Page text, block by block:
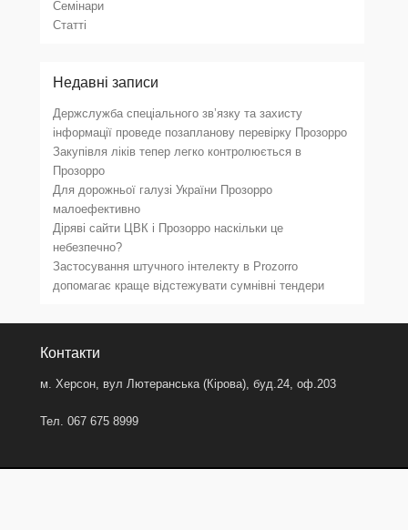
Семінари
Статті
Недавні записи
Держслужба спеціального зв’язку та захисту
інформації проведе позапланову перевірку Прозорро
Закупівля ліків тепер легко контролюється в
Прозорро
Для дорожньої галузі України Прозорро
малоефективно
Діряві сайти ЦВК і Прозорро наскільки це
небезпечно?
Застосування штучного інтелекту в Prozorro
допомагає краще відстежувати сумнівні тендери
Контакти
м. Херсон, вул Лютеранська (Кірова), буд.24, оф.203
Тел. 067 675 8999